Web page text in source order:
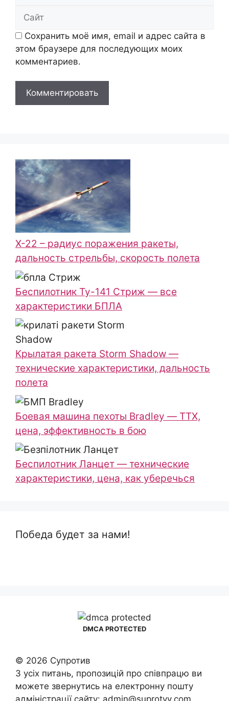
Сохранить моё имя, email и адрес сайта в
этом браузере для последующих моих
комментариев.
Х-22 – радиус поражения ракеты,
дальность стрельбы, скорость полета
Беспилотник Ту-141 Стриж — все
характеристики БПЛА
Крылатая ракета Storm Shadow —
технические характеристики, дальность
полета
Боевая машина пехоты Bradley — ТТХ,
цена, эффективность в бою
Беспилотник Ланцет — технические
характеристики, цена, как уберечься
Победа будет за нами!
DMCA PROTECTED
© 2026 Супротив
З усіх питань, пропозицій про співпрацю ви
можете звернутись на електронну пошту